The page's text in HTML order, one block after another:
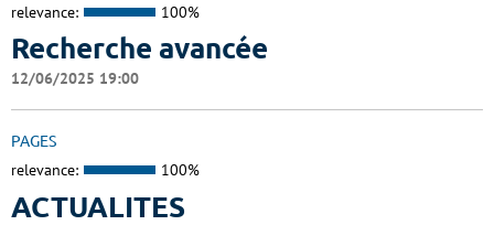
relevance: 100%
Recherche avancée
12/06/2025 19:00
PAGES
relevance: 100%
ACTUALITES